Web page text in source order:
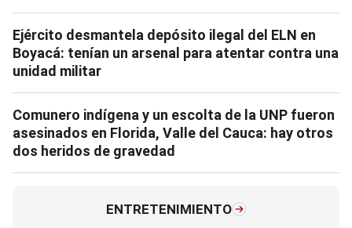
Ejército desmantela depósito ilegal del ELN en
Boyacá: tenían un arsenal para atentar contra una
unidad militar
Comunero indígena y un escolta de la UNP fueron
asesinados en Florida, Valle del Cauca: hay otros
dos heridos de gravedad
ENTRETENIMIENTO